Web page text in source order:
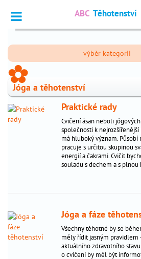
_ Dotazy
odborníkům
_ Výpočet
termínu
_ Fórum
_ těhotenství
_ péče
ABC Těhotenství
výběr kategorii
_
Jóga a těhotenství
Praktické rady
Cvičení ásan neboli
společnosti k nejrozšířenější
má hluboký význam. Působí
pracuje s určitou skupinou
energií a čakrami. Cvičit
souladu s dechem a s plnou
Jóga a fáze
Všechny těhotné by se
měly řídit jasným pravidlem
aktuálního zdravotního
o cvičení by měl být